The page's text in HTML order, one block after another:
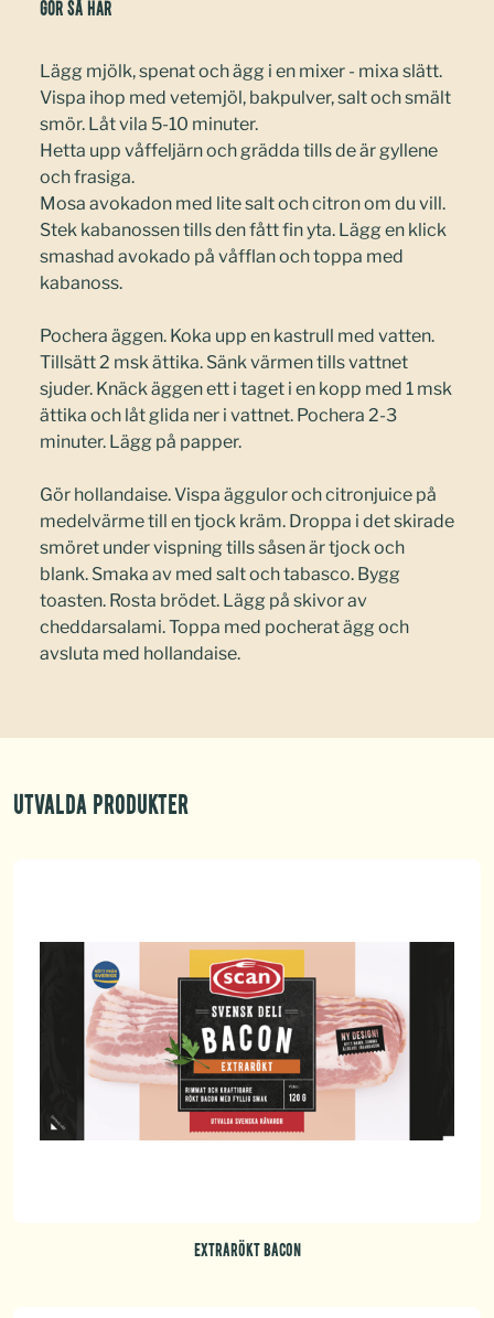
Gör så här
Lägg mjölk, spenat och ägg i en mixer - mixa slätt.
Vispa ihop med vetemjöl, bakpulver, salt och smält
smör. Låt vila 5-10 minuter.
Hetta upp våffeljärn och grädda tills de är gyllene
och frasiga.
Mosa avokadon med lite salt och citron om du vill.
Stek kabanossen tills den fått fin yta. Lägg en klick
smashad avokado på våfflan och toppa med
kabanoss.
Pochera äggen. Koka upp en kastrull med vatten.
Tillsätt 2 msk ättika. Sänk värmen tills vattnet
sjuder. Knäck äggen ett i taget i en kopp med 1 msk
ättika och låt glida ner i vattnet. Pochera 2-3
minuter. Lägg på papper.
Gör hollandaise. Vispa äggulor och citronjuice på
medelvärme till en tjock kräm. Droppa i det skirade
smöret under vispning tills såsen är tjock och
blank. Smaka av med salt och tabasco. Bygg
toasten. Rosta brödet. Lägg på skivor av
cheddarsalami. Toppa med pocherat ägg och
avsluta med hollandaise.
Utvalda produkter
EXTRARÖKT BACON